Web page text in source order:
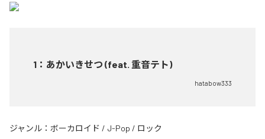
1 ： あかいきせつ (feat. 重音テト)
hatabow333
ジャンル： ボーカロイド / J-Pop / ロック